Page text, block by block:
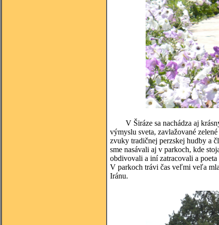
V Širáze sa nachádza aj krásny
výmyslu sveta, zavlažované
zvuky tradičnej perzskej hudby a
sme nasávali aj v parkoch, kde
obdivovali a iní zatracovali a
V parkoch trávi čas veľmi veľa
Iránu.